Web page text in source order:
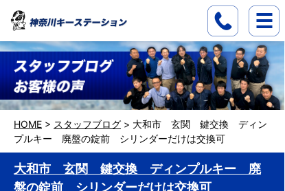
HOME > スタッフブログ > 大和市 玄関 鍵交換 ディン
プルキー 廃盤の錠前 シリンダーだけは交換可
大和市 玄関 鍵交換 ディンプルキー 廃
盤の錠前 シリンダーだけは交換可